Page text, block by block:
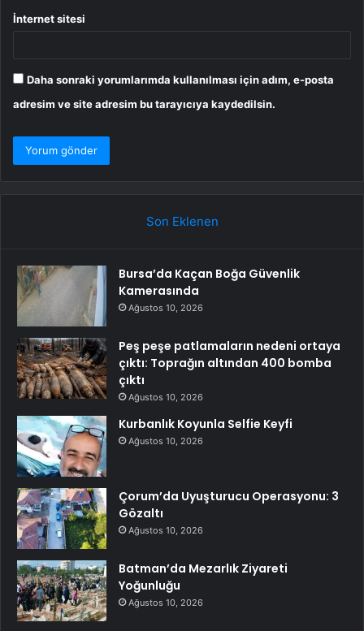
İnternet sitesi
Daha sonraki yorumlarımda kullanılması için adım, e-posta
adresim ve site adresim bu tarayıcıya kaydedilsin.
Son Eklenen
Bursa’da Kaçan Boğa Güvenlik
Kamerasında
Ağustos 10, 2026
Peş peşe patlamaların nedeni ortaya
çıktı: Toprağın altından 400 bomba
çıktı
Ağustos 10, 2026
Kurbanlık Koyunla Selfie Keyfi
Ağustos 10, 2026
Çorum’da Uyuşturucu Operasyonu: 3
Gözaltı
Ağustos 10, 2026
Batman’da Mezarlık Ziyareti
Yoğunluğu
Ağustos 10, 2026